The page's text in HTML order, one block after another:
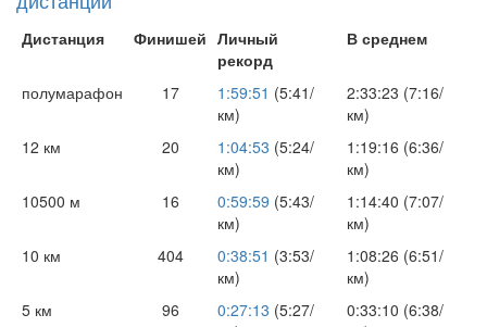
Дистанция Финишей Личный
рекорд
В среднем
полумарафон 17 1:59:51 (5:41/
км)
2:33:23 (7:16/
км)
12 км
20 1:04:53 (5:24/
км)
1:19:16 (6:36/
км)
10500 м
16 0:59:59 (5:43/
км)
1:14:40 (7:07/
км)
10 км
404 0:38:51 (3:53/
км)
1:08:26 (6:51/
км)
5 км
96 0:27:13 (5:27/
0:33:10 (6:38/